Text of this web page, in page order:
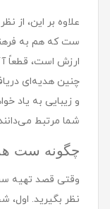
علاوه بر این، از
ست که هم به
ارزش است، قطعاً
چنین هدیه‌ای
و زیبایی به یاد
شما مرتبط
چگونه ست
وقتی قصد تهیه ست
نظر بگیرید.